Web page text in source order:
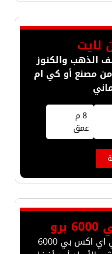
لايت
الذهب والكنوز
من مصنع أو كي ام
8 م
عمق
يعد الماسح الأرضي اي اكس بي 6000